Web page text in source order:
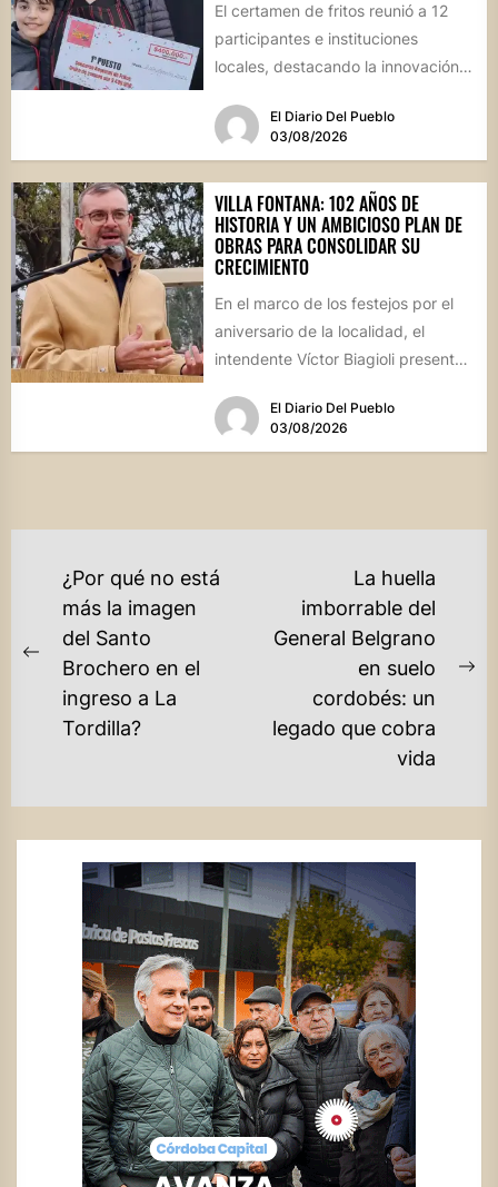
El certamen de fritos reunió a 12
participantes e instituciones
locales, destacando la innovación
El Diario Del Pueblo
03/08/2026
VILLA FONTANA: 102 AÑOS DE
HISTORIA Y UN AMBICIOSO PLAN DE
OBRAS PARA CONSOLIDAR SU
CRECIMIENTO
En el marco de los festejos por el
aniversario de la localidad, el
intendente Víctor Biagioli presentó
El Diario Del Pueblo
03/08/2026
NAVEGACIÓN
ENTRADAS
Previous
post:
¿Por qué no está
más la imagen
del Santo
Brochero en el
ingreso a La
Tordilla?
La huella
imborrable del
General Belgrano
en suelo
cordobés: un
legado que cobra
vida